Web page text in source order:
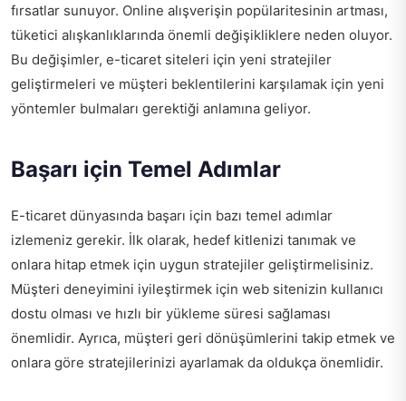
fırsatlar sunuyor. Online alışverişin popülaritesinin artması,
tüketici alışkanlıklarında önemli değişikliklere neden oluyor.
Bu değişimler, e-ticaret siteleri için yeni stratejiler
geliştirmeleri ve müşteri beklentilerini karşılamak için yeni
yöntemler bulmaları gerektiği anlamına geliyor.
Başarı için Temel Adımlar
E-ticaret dünyasında başarı için bazı temel adımlar
izlemeniz gerekir. İlk olarak, hedef kitlenizi tanımak ve
onlara hitap etmek için uygun stratejiler geliştirmelisiniz.
Müşteri deneyimini iyileştirmek için web sitenizin kullanıcı
dostu olması ve hızlı bir yükleme süresi sağlaması
önemlidir. Ayrıca, müşteri geri dönüşümlerini takip etmek ve
onlara göre stratejilerinizi ayarlamak da oldukça önemlidir.